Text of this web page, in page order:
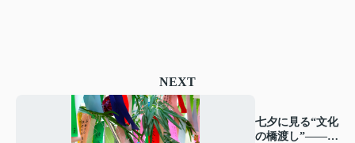
NEXT
七夕に見る“文化
の橋渡し”――日